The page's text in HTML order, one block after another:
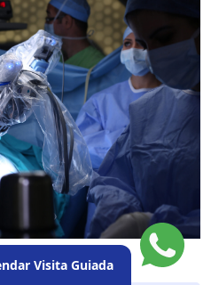
(RJ)
Visita Guiada